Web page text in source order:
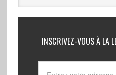
INSCRIVEZ-VOUS À LA